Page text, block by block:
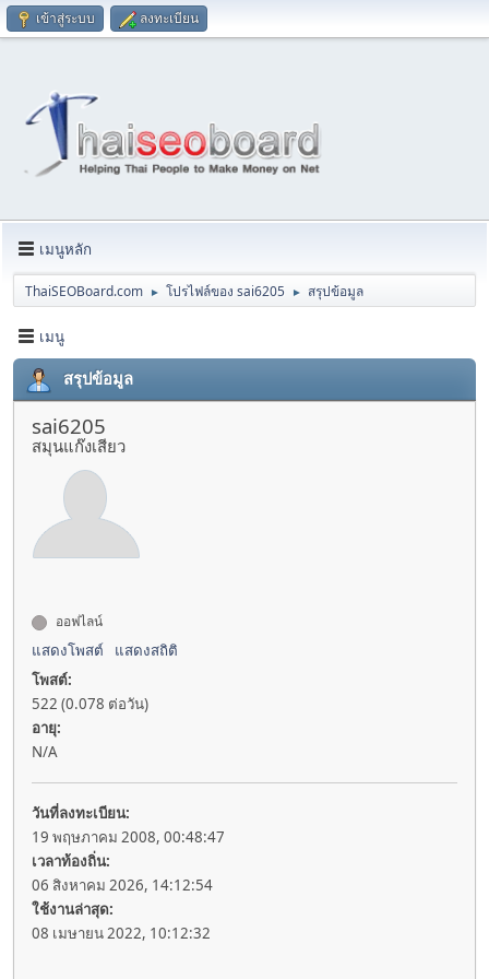
เข้าสู่ระบบ ลงทะเบียน
เมนูหลัก
ThaiSEOBoard.com ► โปรไฟล์ของ sai6205 ► สรุปข้อมูล
เมนู
สรุปข้อมูล
sai6205
สมุนแก๊งเสียว
ออฟไลน์
แสดงโพสต์
แสดงสถิติ
โพสต์:
522 (0.078 ต่อวัน)
อายุ:
N/A
วันที่ลงทะเบียน:
19 พฤษภาคม 2008, 00:48:47
เวลาท้องถิ่น:
06 สิงหาคม 2026, 14:12:54
ใช้งานล่าสุด:
08 เมษายน 2022, 10:12:32